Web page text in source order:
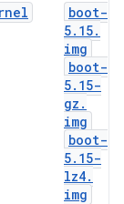
boot-
5. 15.
img
boot-
5. 15-
gz .
img
boot-
5. 15-
lz4.
img